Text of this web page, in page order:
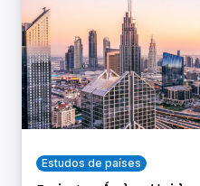
Estudos de países